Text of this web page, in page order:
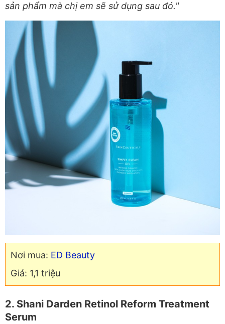
sản phẩm mà chị em sẽ sử dụng sau đó."
Nơi mua: ED Beauty
Giá: 1,1 triệu
2. Shani Darden Retinol Reform Treatment
Serum